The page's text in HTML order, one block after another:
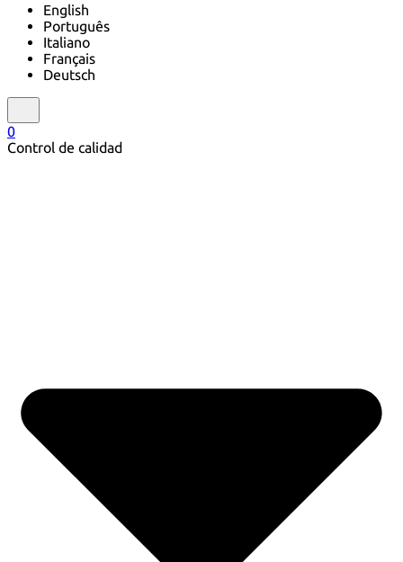
English
Português
Italiano
Français
Deutsch
0
Control de calidad